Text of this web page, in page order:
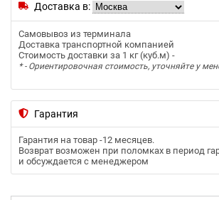
Доставка в:
Самовывоз из терминала
Доставка транспортной компанией
Стоимость доставки за 1 кг (куб.м) -
* - Ориентировочная стоимость, уточняйте у
Гарантия
Гарантия на товар -12 месяцев.
Возврат возможен при поломках в период
и обсуждается с менеджером